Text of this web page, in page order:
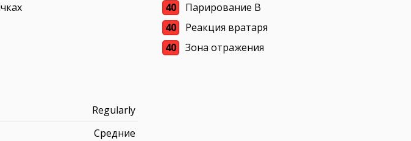
40
Парирование В
40
Реакция вратаря
40
Зона отражения
Regularly
Средние